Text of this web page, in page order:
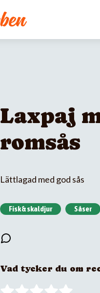
Laxpaj
romsås
Lättlagad med god sås
Fisk & skaldjur Såser
Vad tycker du om